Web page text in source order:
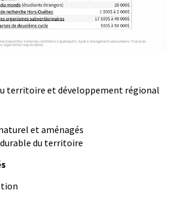
territoire et développement régional
et aménagés
du territoire